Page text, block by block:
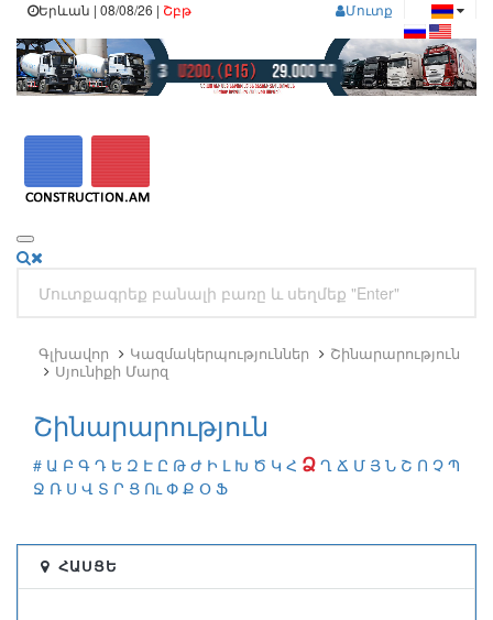
Մուտք
Երևան | 08/08/26 | Շբթ
Գլխավոր Կազմակերպություններ
Շինարարություն
Սյունիքի Մարզ
Շինարարություն
# Ա Բ Գ Դ Ե Զ Է Ը Թ Ժ Ի Լ Խ Ծ Կ Հ Ձ Ղ Ճ Մ Յ Ն Շ Ո Չ Պ
Ջ Ռ Ս Վ Տ Ր Ց Ու Փ Ք Օ Ֆ
ՀԱՍՑԵ